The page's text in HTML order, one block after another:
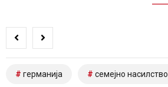
германија семејно насилство